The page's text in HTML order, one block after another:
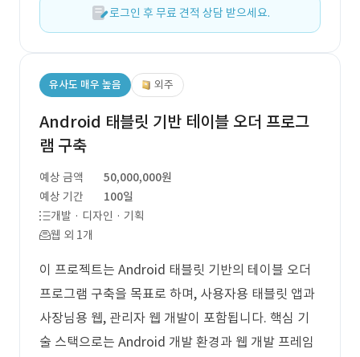
로그인 후 무료 견적 상담 받으세요.
유사도 매우 높음 외주
Android 태블릿 기반 테이블 오더 프로그
램 구축
예상 금액
50,000,000원
예상 기간
100일
개발 · 디자인 · 기획
웹 외 1개
이 프로젝트는 Android 태블릿 기반의 테이블 오더
프로그램 구축을 목표로 하며, 사용자용 태블릿 앱과
사장님용 웹, 관리자 웹 개발이 포함됩니다. 핵심 기
술 스택으로는 Android 개발 환경과 웹 개발 프레임